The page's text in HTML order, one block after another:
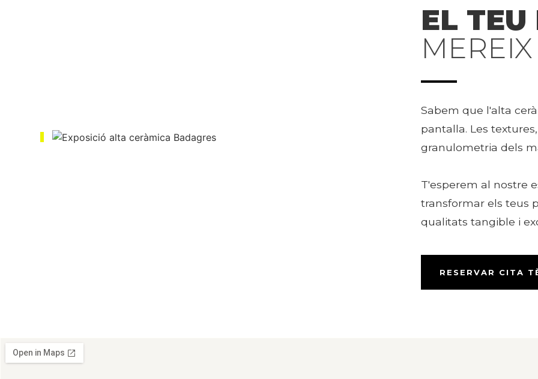
EL TEU
Sabem que l'alta
pantalla. Les
granulometria dels
T'esperem al nostre
transformar els teus
qualitats tangible i
RESERVAR CITA